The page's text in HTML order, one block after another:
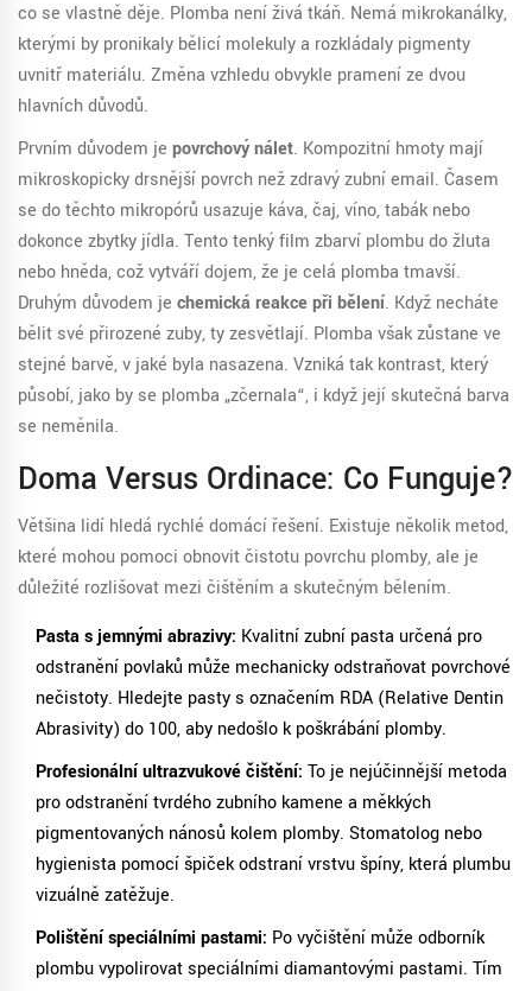
co se vlastně děje. Plomba není živá tkáň. Nemá mikrokanálky,
kterými by pronikaly bělicí molekuly a rozkládaly pigmenty
uvnitř materiálu. Změna vzhledu obvykle pramení ze dvou
hlavních důvodů.
Prvním důvodem je povrchový nálet. Kompozitní hmoty mají
mikroskopicky drsnější povrch než zdravý zubní email. Časem
se do těchto mikropórů usazuje káva, čaj, víno, tabák nebo
dokonce zbytky jídla. Tento tenký film zbarví plombu do žluta
nebo hněda, což vytváří dojem, že je celá plomba tmavší.
Druhým důvodem je chemická reakce při bělení. Když necháte
bělit své přirozené zuby, ty zesvětlají. Plomba však zůstane ve
stejné barvě, v jaké byla nasazena. Vzniká tak kontrast, který
působí, jako by se plomba „zčernala“, i když její skutečná barva
se neměnila.
Doma Versus Ordinace: Co Funguje?
Většina lidí hledá rychlé domácí řešení. Existuje několik metod,
které mohou pomoci obnovit čistotu povrchu plomby, ale je
důležité rozlišovat mezi čištěním a skutečným bělením.
Pasta s jemnými abrazivy: Kvalitní zubní pasta určená pro
odstranění povlaků může mechanicky odstraňovat povrchové
nečistoty. Hledejte pasty s označením RDA (Relative Dentin
Abrasivity) do 100, aby nedošlo k poškrábání plomby.
Profesionální ultrazvukové čištění: To je nejúčinnější metoda
pro odstranění tvrdého zubního kamene a měkkých
pigmentovaných nánosů kolem plomby. Stomatolog nebo
hygienista pomocí špiček odstraní vrstvu špíny, která plumbu
vizuálně zatěžuje.
Polištění speciálními pastami: Po vyčištění může odborník
plombu vypolirovat speciálními diamantovými pastami. Tím